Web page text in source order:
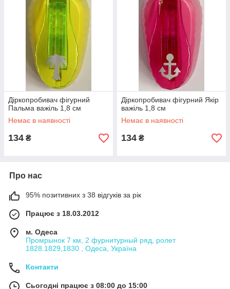
Діркопробивач фігурний
Пальма важіль 1,8 см
Немає в наявності
134 ₴
Діркопробивач фігурний Якір
важіль 1,8 см
Немає в наявності
134 ₴
Про нас
95% позитивних з 38 відгуків за рік
Працює з 18.03.2012
м. Одеса
Промрынок 7 км, 2 фурнитурный ряд, ролет
1828.1829,1830 , Одеса, Україна
Контакти
Сьогодні працює з 08:00 до 15:00